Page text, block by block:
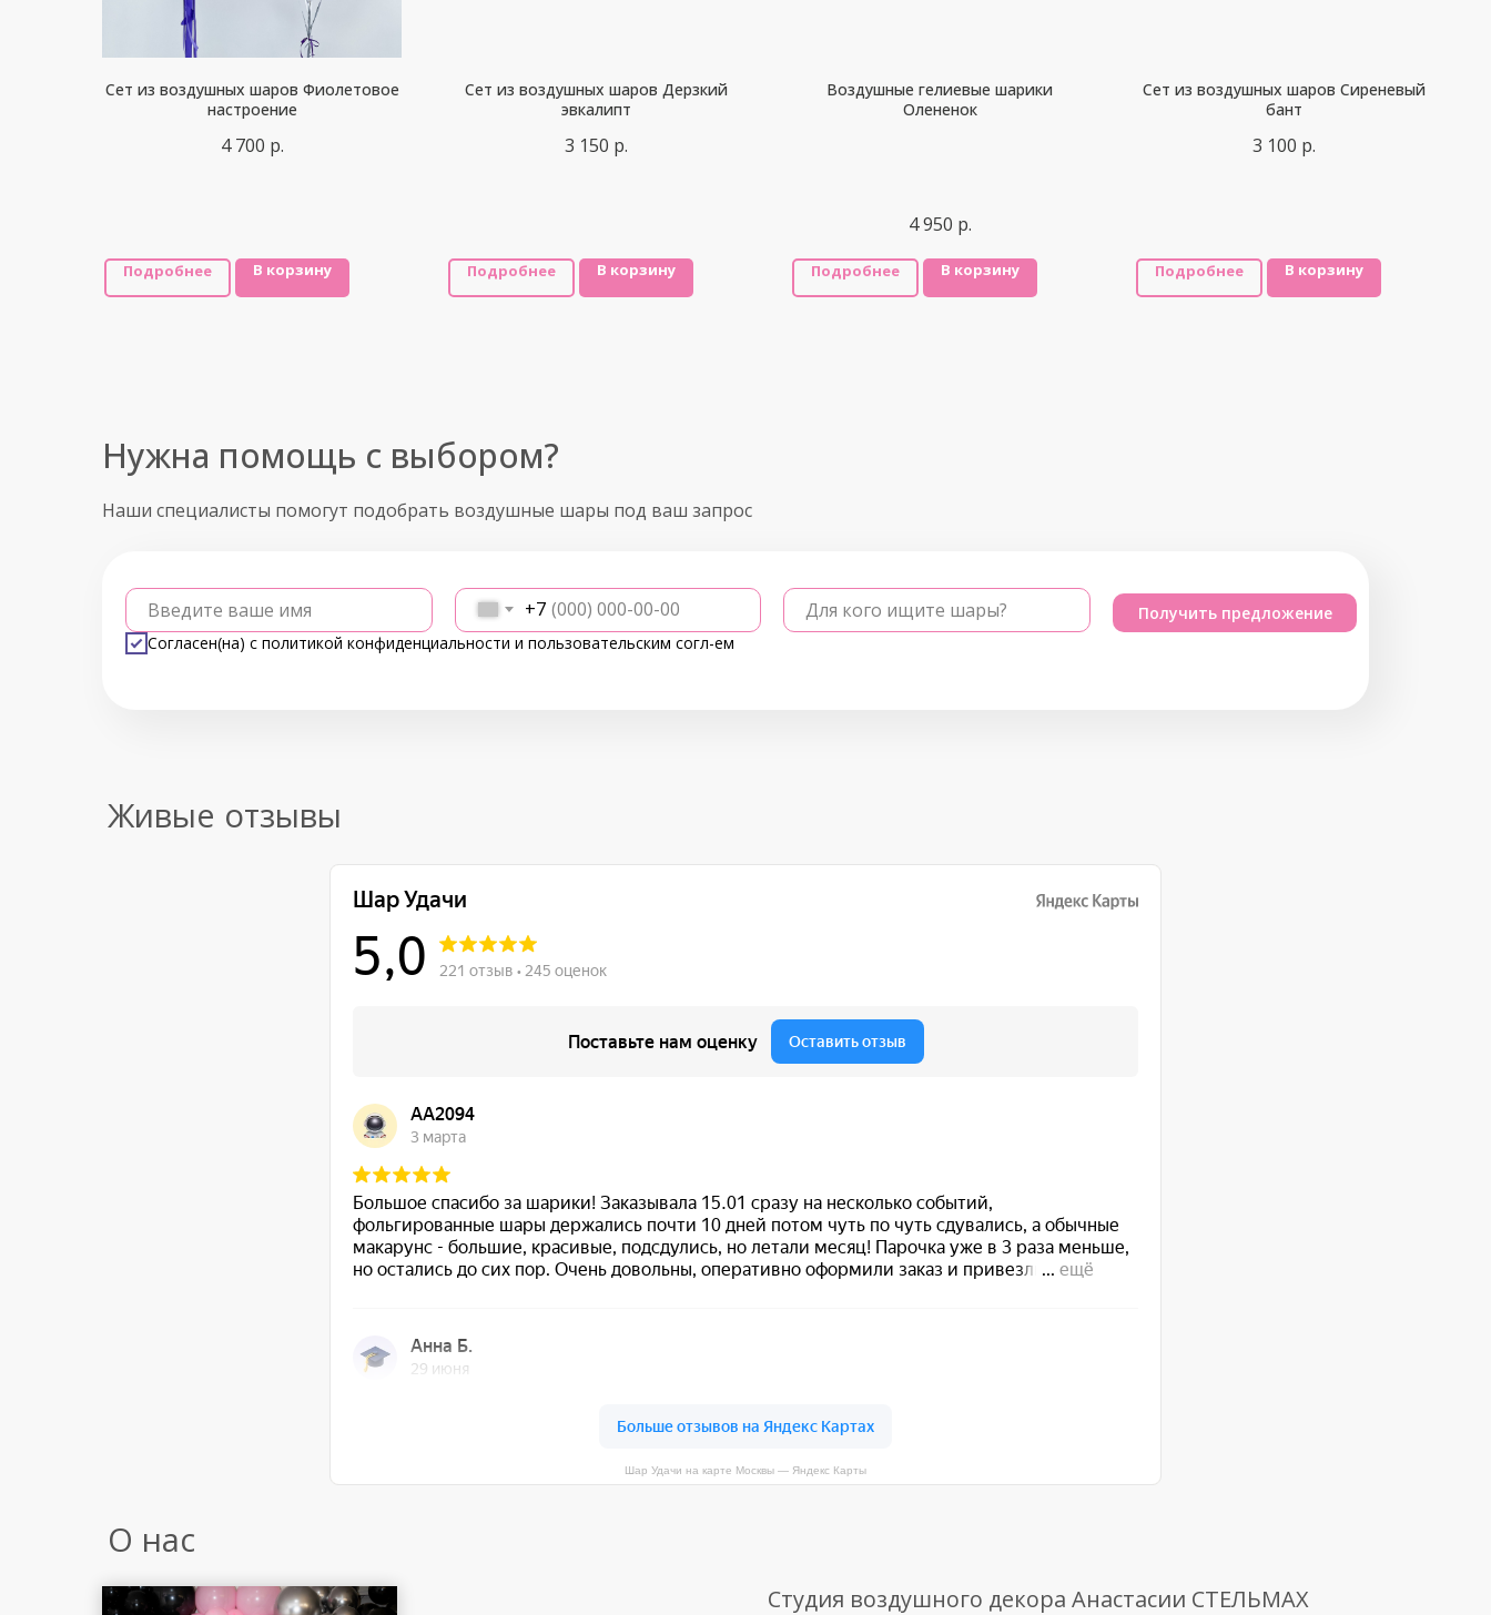
Сет из воздушных шаров Фиолетовое
настроение
4 700 р.
Подробнее В корзину
Сет из воздушных шаров Дерзкий
эвкалипт
3 150 р.
Подробнее В корзину
Воздушные гелиевые шарики
Олененок
4 950 р.
Подробнее В корзину
Сет из воздушных шаров Сиреневый
бант
3 100 р.
Подробнее В корзину
Наши специалисты помогут подобрать воздушные шары под ваш запрос
Введите ваше имя +7 Для кого ищите шары?
Согласен(на) с политикой конфиденциальности и пользовательским согл-ем
Получить предложение
Нужна помощь с выбором?
Живые отзывы
Шар Удачи на карте Москвы — Яндекс Карты
О нас
Студия воздушного декора Анастасии СТЕЛЬМАХ